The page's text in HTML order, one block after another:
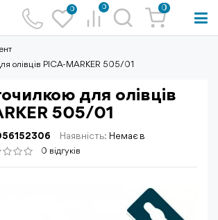
0 0 0
олівців PICA-MARKER 505/01
для олівців
505/01
Наявність: Немає в
0 відгуків